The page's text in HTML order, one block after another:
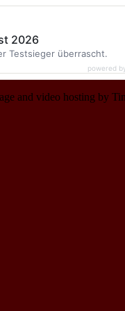
2026
Testsieger überrascht.
powered